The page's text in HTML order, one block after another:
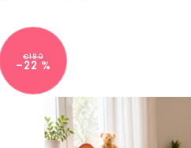
€180
–22 %